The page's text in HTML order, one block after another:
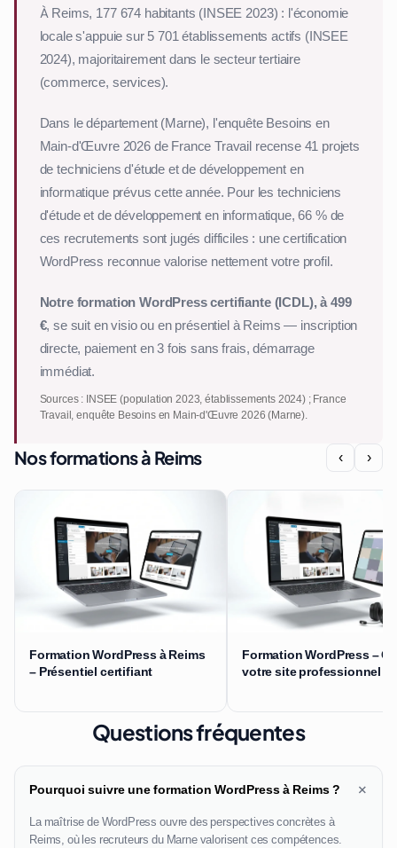
À Reims, 177 674 habitants (INSEE 2023) : l'économie
locale s'appuie sur 5 701 établissements actifs (INSEE
2024), majoritairement dans le secteur tertiaire
(commerce, services).
Dans le département (Marne), l'enquête Besoins en
Main-d'Œuvre 2026 de France Travail recense 41 projets
de techniciens d'étude et de développement en
informatique prévus cette année. Pour les techniciens
d'étude et de développement en informatique, 66 % de
ces recrutements sont jugés difficiles : une certification
WordPress reconnue valorise nettement votre profil.
Notre formation WordPress certifiante (ICDL), à 499
€, se suit en visio ou en présentiel à Reims — inscription
directe, paiement en 3 fois sans frais, démarrage
immédiat.
Sources : INSEE (population 2023, établissements 2024) ; France
Travail, enquête Besoins en Main-d'Œuvre 2026 (Marne).
Nos formations à Reims ‹ ›
Formation WordPress à Reims
– Présentiel certifiant
Formation WordPress –
votre site professionnel
Questions fréquentes
Pourquoi suivre une formation WordPress à Reims ? +
La maîtrise de WordPress ouvre des perspectives concrètes à
Reims, où les recruteurs du Marne valorisent ces compétences.